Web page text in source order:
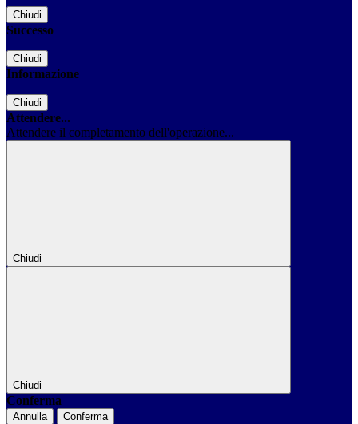
Chiudi
Successo
Chiudi
Informazione
Chiudi
Attendere...
Attendere il completamento dell'operazione...
Chiudi
Chiudi
Conferma
Annulla Conferma